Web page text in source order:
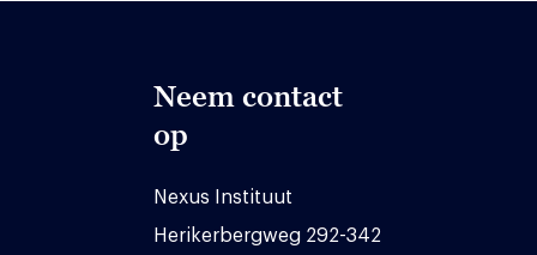
Neem contact
op
Nexus Instituut
Herikerbergweg 292-342